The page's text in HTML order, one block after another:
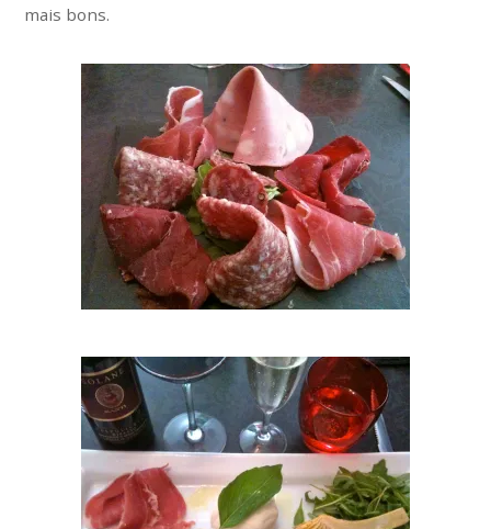
mais bons.